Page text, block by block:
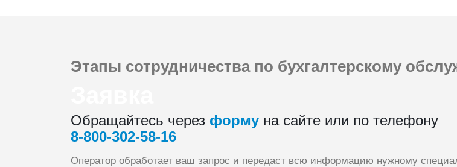
Этапы сотрудничествапо бухгалтерскому
Обращайтесь через форму на сайте или по телефону
8‑800‑302‑58‑16
Оператор обработает ваш запрос и передаст всю информацию нужному